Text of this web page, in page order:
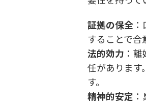
証拠の保全
することで合
法的効力 ：
任があります
す。
精神的安定